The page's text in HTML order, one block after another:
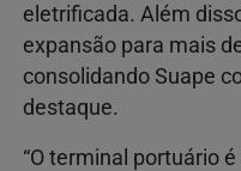
eletrificada. Além
expansão para mais
consolidando Suape
destaque.
“O terminal portuário